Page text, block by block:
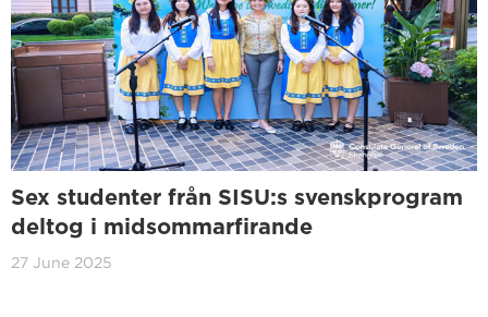
Sex studenter från SISU:s svenskprogram
deltog i midsommarfirande
27 June 2025